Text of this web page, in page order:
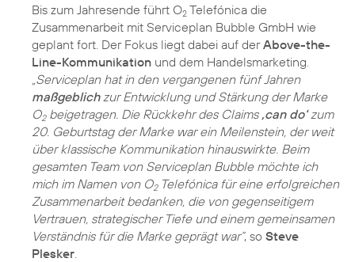
Bis zum Jahresende führt O2 Telefónica die
Zusammenarbeit mit Serviceplan Bubble GmbH wie
geplant fort. Der Fokus liegt dabei auf derAbove-the-
Line-Kommunikation und dem Handelsmarketing.
„Serviceplan hat in den vergangenen fünf Jahren
maßgeblichzur Entwicklung und Stärkung der Marke
O2beigetragen. Die Rückkehr des Claims ‚can do‘zum
20. Geburtstag der Marke war ein Meilenstein, der weit
über klassische Kommunikation hinauswirkte. Beim
gesamten Team von Serviceplan Bubble möchte ich
mich im Namen von O2Telefónica für eine erfolgreichen
Zusammenarbeit bedanken, die von gegenseitigem
Vertrauen, strategischer Tiefe und einem gemeinsamen
Verständnis für die Marke geprägt war“, so Steve
Plesker